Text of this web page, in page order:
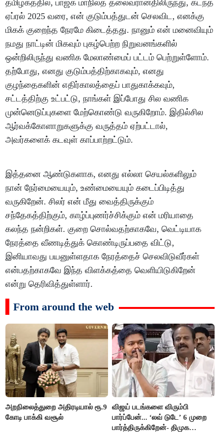
தமிழகத்தில், பாஜக மாநிலத் தலைவரானதிலிருந்து, கடந்த
ஏப்ரல் 2025 வரை, என் குடும்பத்துடன் செலவிட, எனக்கு
மிகக் குறைந்த நேரமே கிடைத்தது. நானும் என் மனைவியும்
நமது நாட்டின் மிகவும் புகழ்பெற்ற நிறுவனங்களில்
ஒன்றிலிருந்து வணிக மேலாண்மைப் பட்டம் பெற்றுள்ளோம்.
தற்போது, எனது குடும்பத்திற்காகவும், எனது
குழந்தைகளின் எதிர்காலத்தைப் பாதுகாக்கவும்,
சட்டத்திற்கு உட்பட்டு, நாங்கள் இப்போது சில வணிக
முன்னெடுப்புகளை மேற்கொண்டு வருகிறோம். இதில்சில
ஆர்வக்கோளாறுகளுக்கு வருத்தம் ஏற்பட்டால்,
அவர்களைக் கடவுள் காப்பாற்றட்டும்.
இத்தனை ஆண்டுகளாக, எனது எல்லா செயல்களிலும்
நான் நேர்மையையும், உண்மையையும் கடைப்பிடித்து
வருகிறேன். சிலர் என் மீது வைத்திருக்கும்
சந்தேகத்திற்கும், காழ்ப்புணர்ச்சிக்கும் என் மரியாதை
கலந்த நன்றிகள். குறை சொல்வதற்காகவே, வெட்டியாக
நேரத்தை வீணடித்துக் கொண்டிருப்பதை விட்டு,
இனியாவது பயனுள்ளதாக நேரத்தைச் செலவிடுவீர்கள்
என்பதற்காகவே இந்த விளக்கத்தை வெளியிடுகிறேன்
என்று தெரிவித்துள்ளார்.
From around the web
அறநிலைத்துறை அதிரடியால் ரூ.9
கோடி பாக்கி வசூல்
விஜய் படங்களை விரும்பி
பார்ப்பேன்... ‘லவ் டுடே’ 6 முறை
பார்த்திருக்கிறேன்- திமுக